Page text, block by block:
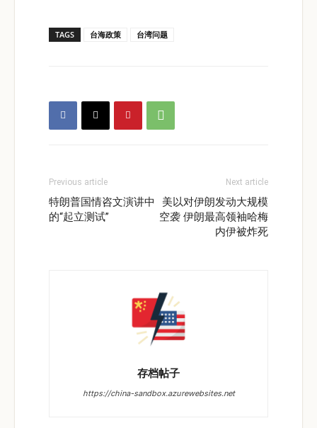
TAGS 台海政策 台湾问题
Previous article
特朗普国情咨文演讲中
的“起立测试”
Next article
美以对伊朗发动大规模
空袭 伊朗最高领袖哈梅
内伊被炸死
存档帖子
https://china-sandbox.azurewebsites.net